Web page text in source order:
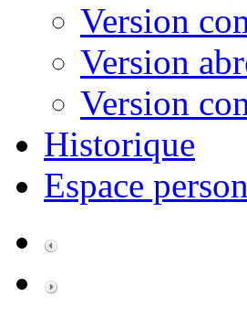
Version
Version
Version
Historique
Espace